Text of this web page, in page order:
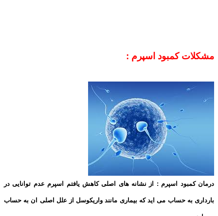
مشکلات کمبود اسپرم :
درمان کمبود اسپرم : از نشانه های اصلی کاهش یافتم اسپرم عدم توانایی در
بارداری به حساب می اید که بیماری مانند واریکوسل از علل اصلی ان به حساب